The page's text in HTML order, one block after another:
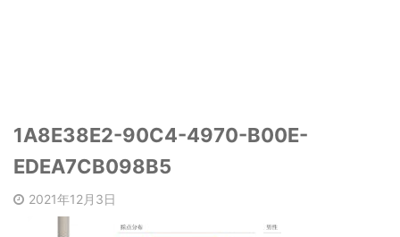
1A8E38E2-90C4-4970-B00E-
EDEA7CB098B5
2021年12月3日